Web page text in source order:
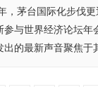
，茅台国际化步伐
参与世界经济论坛
出的最新声音聚焦于